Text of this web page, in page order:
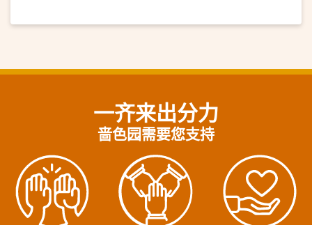
一齐来出分力
啬色园需要您支持